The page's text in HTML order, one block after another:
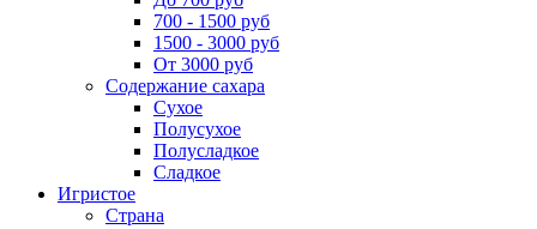
700 - 1500 руб
1500 - 3000 руб
От 3000 руб
Содержание сахара
Сухое
Полусухое
Полусладкое
Сладкое
Игристое
Страна